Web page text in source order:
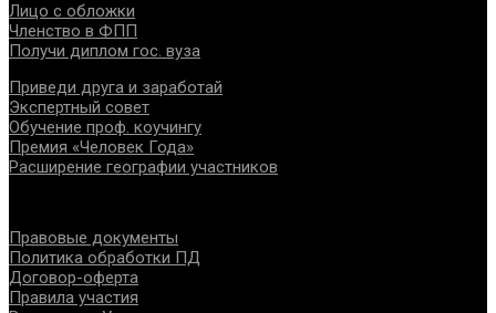
Лицо с обложки
Членство в ФПП
Получи диплом гос. вуза
Приведи друга и заработай
Экспертный совет
Обучение проф. коучингу
Премия «Человек Года»
Расширение географии участников
Правовые документы
Политика обработки ПД
Договор-оферта
Правила участия